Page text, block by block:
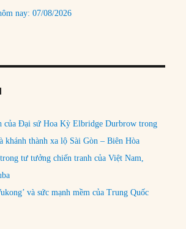
nay: 07/08/2026
của Đại sứ Hoa Kỳ Elbridge Durbrow trong
khánh thành xa lộ Sài Gòn – Biên Hòa
tư tưởng chiến tranh của Việt Nam,
và sức mạnh mềm của Trung Quốc